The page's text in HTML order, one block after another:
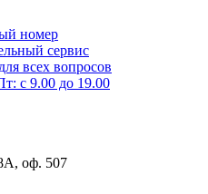
номер
сервис
всех вопросов
с 9.00 до 19.00
оф. 507